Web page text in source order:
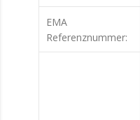
EMA
Referenznummer: